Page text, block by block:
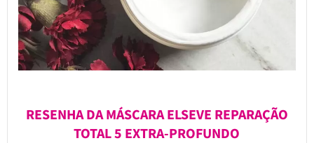
RESENHA DA MÁSCARA ELSEVE REPARAÇÃO
TOTAL 5 EXTRA-PROFUNDO